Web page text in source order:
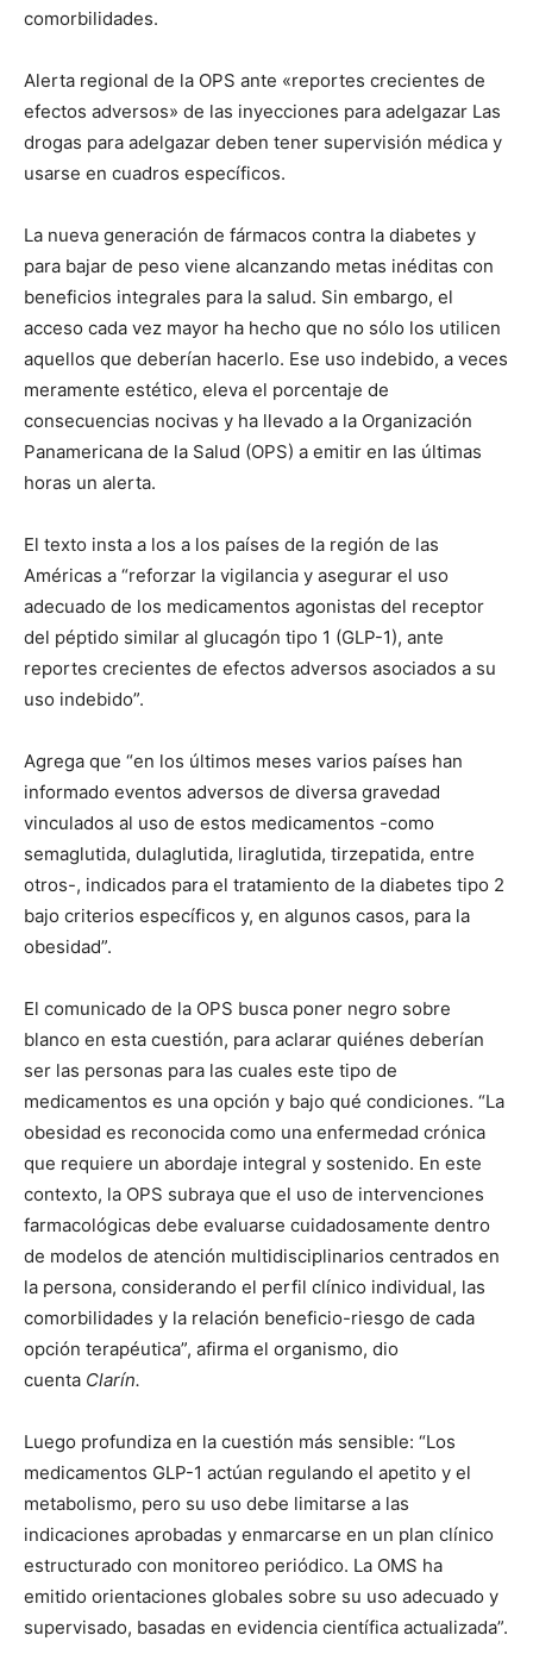
comorbilidades.
Alerta regional de la OPS ante «reportes crecientes de
efectos adversos» de las inyecciones para adelgazar Las
drogas para adelgazar deben tener supervisión médica y
usarse en cuadros específicos.
La nueva generación de fármacos contra la diabetes y
para bajar de peso viene alcanzando metas inéditas con
beneficios integrales para la salud. Sin embargo, el
acceso cada vez mayor ha hecho que no sólo los utilicen
aquellos que deberían hacerlo. Ese uso indebido, a veces
meramente estético, eleva el porcentaje de
consecuencias nocivas y ha llevado a la Organización
Panamericana de la Salud (OPS) a emitir en las últimas
horas un alerta.
El texto insta a los a los países de la región de las
Américas a “reforzar la vigilancia y asegurar el uso
adecuado de los medicamentos agonistas del receptor
del péptido similar al glucagón tipo 1 (GLP-1), ante
reportes crecientes de efectos adversos asociados a su
uso indebido”.
Agrega que “en los últimos meses varios países han
informado eventos adversos de diversa gravedad
vinculados al uso de estos medicamentos -como
semaglutida, dulaglutida, liraglutida, tirzepatida, entre
otros-, indicados para el tratamiento de la diabetes tipo 2
bajo criterios específicos y, en algunos casos, para la
obesidad”.
El comunicado de la OPS busca poner negro sobre
blanco en esta cuestión, para aclarar quiénes deberían
ser las personas para las cuales este tipo de
medicamentos es una opción y bajo qué condiciones. “La
obesidad es reconocida como una enfermedad crónica
que requiere un abordaje integral y sostenido. En este
contexto, la OPS subraya que el uso de intervenciones
farmacológicas debe evaluarse cuidadosamente dentro
de modelos de atención multidisciplinarios centrados en
la persona, considerando el perfil clínico individual, las
comorbilidades y la relación beneficio-riesgo de cada
opción terapéutica”, afirma el organismo, dio
cuenta Clarín.
Luego profundiza en la cuestión más sensible: “Los
medicamentos GLP-1 actúan regulando el apetito y el
metabolismo, pero su uso debe limitarse a las
indicaciones aprobadas y enmarcarse en un plan clínico
estructurado con monitoreo periódico. La OMS ha
emitido orientaciones globales sobre su uso adecuado y
supervisado, basadas en evidencia científica actualizada”.